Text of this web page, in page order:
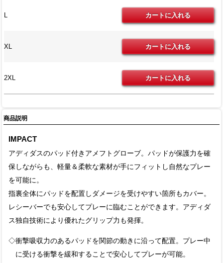
L
XL
2XL
商品説明
IMPACT
アディダスのパッド付きアメフトグローブ。パッドが保護力を確
保しながらも、軽量＆柔軟な素材が手にフィットし自然なプレー
を可能に。
指裏全体にパッドを配置しダメージを受けやすい箇所もカバー。
レシーバーでも安心してプレーに臨むことができます。アディダ
ス独自技術により優れたグリップ力も発揮。
◇衝撃吸収力のあるパッドを関節の動きに沿って配置。プレー中
に受ける衝撃を緩和することで安心してプレーが可能。